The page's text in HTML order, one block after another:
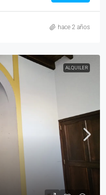
hace 2 años
ALQUILER